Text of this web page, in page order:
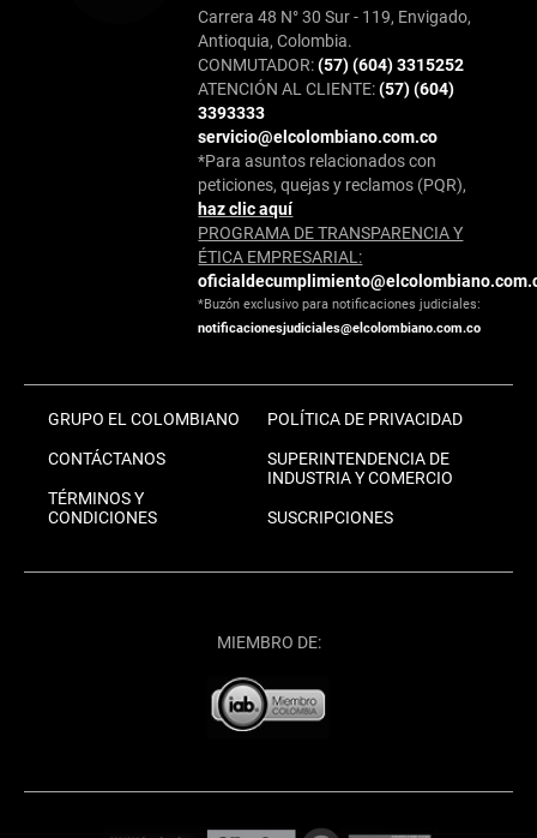
Carrera 48 N° 30 Sur - 119, Envigado,
Antioquia, Colombia.
CONMUTADOR:(57) (604) 3315252
ATENCIÓN AL CLIENTE:(57) (604)
3393333
servicio@elcolombiano.com.co
*Para asuntos relacionados con
peticiones, quejas y reclamos (PQR),
haz clic aquí
PROGRAMA DE TRANSPARENCIA Y
ÉTICA EMPRESARIAL:
*Buzón exclusivo para notificaciones judiciales:
notificacionesjudiciales@elcolombiano.com.co
GRUPO EL COLOMBIANO
CONTÁCTANOS
TÉRMINOS Y
CONDICIONES
POLÍTICA DE PRIVACIDAD
SUPERINTENDENCIA DE
INDUSTRIA Y COMERCIO
SUSCRIPCIONES
MIEMBRO DE: